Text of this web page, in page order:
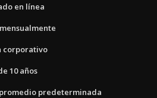
en línea
corporativo
10 años
predeterminada